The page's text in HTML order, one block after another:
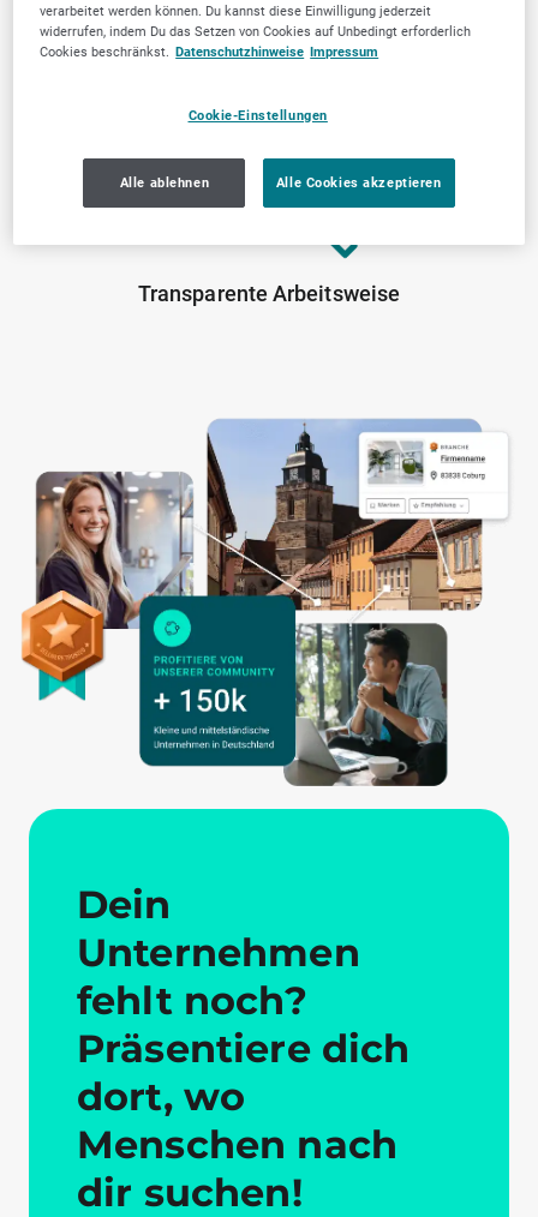
Von der Community
Lokale Marktkenntnis
Transparente Arbeitsweise
Dein
Unternehmen
fehlt noch?
Präsentiere dich
dort, wo
Menschen nach
dir suchen!
verarbeitet werden können. Du kannst diese Einwilligung jederzeit
widerrufen, indem Du das Setzen von Cookies auf Unbedingt erforderlich
Cookies beschränkst. Datenschutzhinweise Impressum
Cookie-Einstellungen
Alle ablehnen Alle Cookies akzeptieren